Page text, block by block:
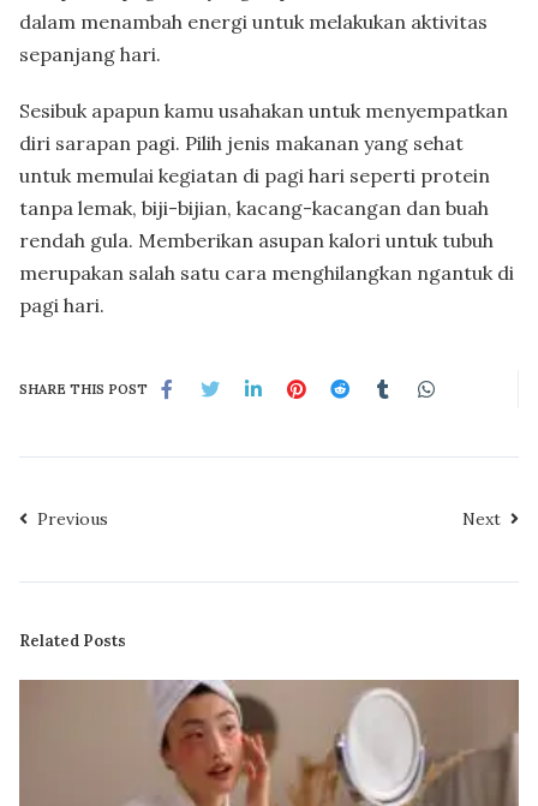
dalam menambah energi untuk melakukan aktivitas
sepanjang hari.
Sesibuk apapun kamu usahakan untuk menyempatkan
diri sarapan pagi. Pilih jenis makanan yang sehat
untuk memulai kegiatan di pagi hari seperti protein
tanpa lemak, biji-bijian, kacang-kacangan dan buah
rendah gula. Memberikan asupan kalori untuk tubuh
merupakan salah satu cara menghilangkan ngantuk di
pagi hari.
SHARE THIS POST
Previous Next
Related Posts